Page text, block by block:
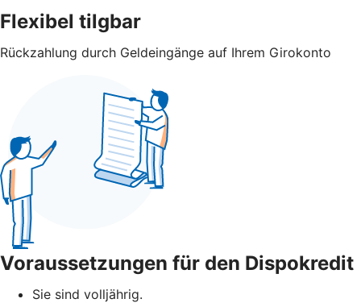
Flexibel tilgbar
Rückzahlung durch Geldeingänge auf Ihrem Girokonto
Voraussetzungen für den Dispokredit
Sie sind volljährig.